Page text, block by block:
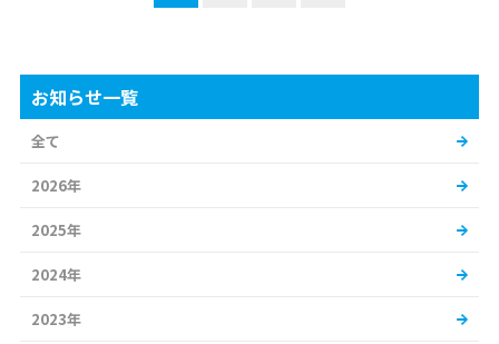
お知らせ一覧
全て
2026年
2025年
2024年
2023年